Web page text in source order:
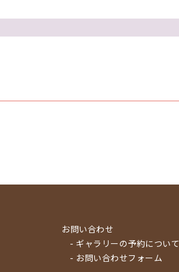
お問い合わせ
- ギャラリーの予約について
- お問い合わせフォーム